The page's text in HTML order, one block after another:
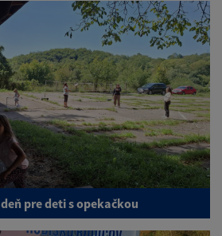
pre deti s opekačkou